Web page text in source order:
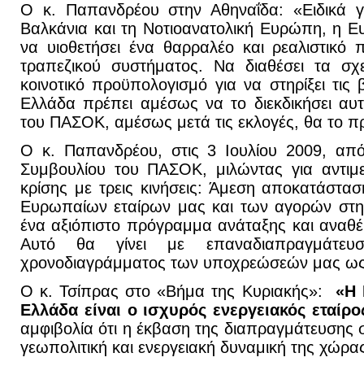
Ο κ. Παπανδρέου στην Αθηναΐδα: «Ειδικά
Βαλκάνια και τη Νοτιοανατολική Ευρώπη, η
να υιοθετήσει ένα θαρραλέο και
τραπεζικού συστήματος. Να διαθέσει τα
κοινοτικό προϋπολογισμό για να στηρίξει τις
Ελλάδα πρέπει αμέσως να το διεκδικήσει
του ΠΑΣΟΚ, αμέσως μετά τις εκλογές, θα το
Ο κ. Παπανδρέου, στις 3 Ιουλίου 2009,
Συμβουλίου του ΠΑΣΟΚ, μιλώντας για
κρίσης με τρεις κινήσεις: Άμεση
Ευρωπαίων εταίρων μας και των αγορών
ένα αξιόπιστο πρόγραμμα ανάταξης και
Αυτό θα γίνει με
χρονοδιαγράμματος των υποχρεώσεών μας
Ο κ. Τσίπρας στο «Βήμα της Κυριακής»: «Η
Ελλάδα είναι ο ισχυρός ενεργειακός
αμφιβολία ότι η έκβαση της διαπραγμάτευσης
γεωπολιτική και ενεργειακή δυναμική της